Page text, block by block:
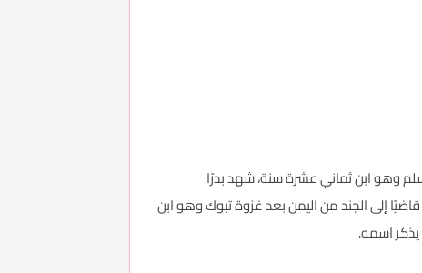
وهو ابن ثماني عشرة سنة، شهد بدرًا
إلى الجند من اليمن بعد غزوة تبوك وهو ابن
يذكر اسمه.